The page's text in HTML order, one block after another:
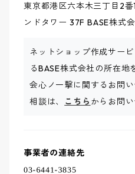
東京都港区六本木三丁目2
ンドタワー 37F BASE株式
ネットショップ作成サー
るBASE株式会社の所在地
会心ノ一撃に関するお問
相談は、 こちら からお問
事業者の連絡先